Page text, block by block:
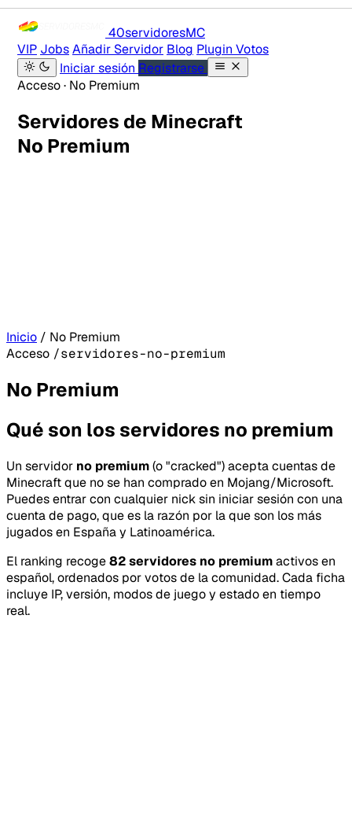
40servidoresMC
VIP JobsAñadir Servidor Blog Plugin Votos
Iniciar sesión Registrarse
Acceso · No Premium
Servidores de Minecraft
No Premium
Inicio / No Premium
Acceso /servidores-no-premium
No Premium
Qué son los servidores no premium
Un servidor no premium(o "cracked") acepta cuentas de
Minecraft que no se han comprado en Mojang/Microsoft.
Puedes entrar con cualquier nick sin iniciar sesión con una
cuenta de pago, que es la razón por la que son los más
jugados en España y Latinoamérica.
El ranking recoge82 servidores no premiumactivos en
español, ordenados por votos de la comunidad. Cada ficha
incluye IP, versión, modos de juego y estado en tiempo
real.